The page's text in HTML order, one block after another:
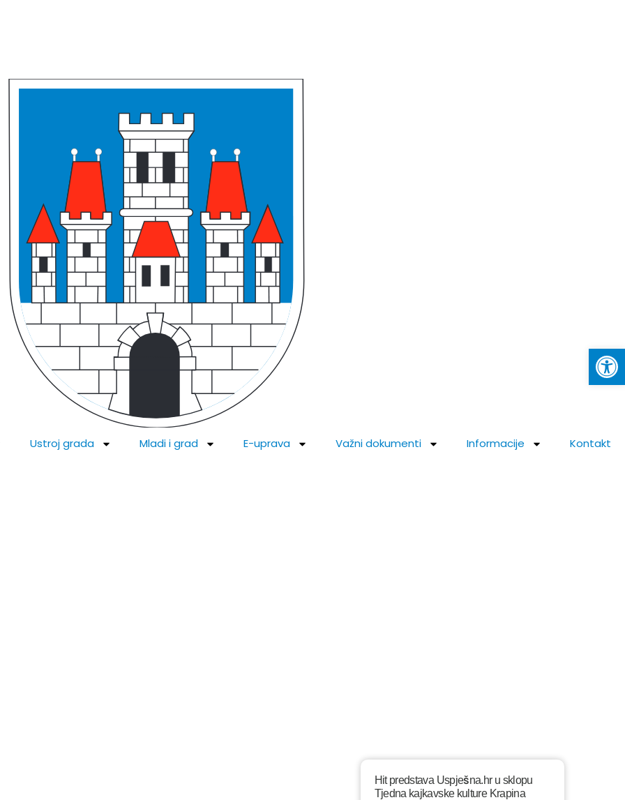
Ustroj grada Mladi i grad E-uprava Važni dokumenti Informacije Kontakt
Hit predstava Uspješna.hr u sklopu
Tjedna kajkavske kulture Krapina